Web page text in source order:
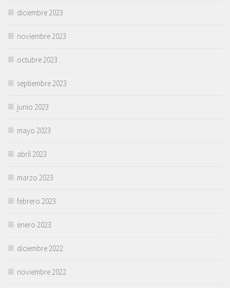
diciembre 2023
noviembre 2023
octubre 2023
septiembre 2023
junio 2023
mayo 2023
abril 2023
marzo 2023
febrero 2023
enero 2023
diciembre 2022
noviembre 2022